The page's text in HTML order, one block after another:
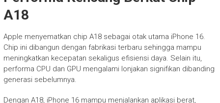
A18
Apple menyematkan chip A18 sebagai otak utama iPhone 16.
Chip ini dibangun dengan fabrikasi terbaru sehingga mampu
meningkatkan kecepatan sekaligus efisiensi daya. Selain itu,
performa CPU dan GPU mengalami lonjakan signifikan dibanding
generasi sebelumnya.
Dengan A18, iPhone 16 mampu menjalankan aplikasi berat,